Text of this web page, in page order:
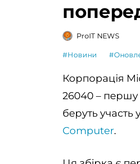
ProIT NEWS
#Новини
Корпорація
26040 – першу
беруть участь
Computer.